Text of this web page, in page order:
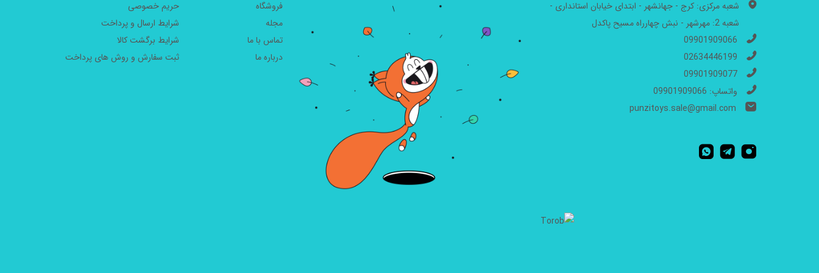
شعبه مرکزی: کرج - جهانشهر - ابتدای خیابان استانداری -
شعبه 2: مهرشهر - نبش چهارراه مسیح پاکدل
09901909066
02634446199
09901909077
واتساپ: 09901909066
punzitoys.sale@gmail.com
فروشگاه
مجله
تماس با ما
درباره ما
حریم خصوصی
شرایط ارسال و پرداخت
شرایط برگشت کالا
ثبت سفارش و روش های پرداخت